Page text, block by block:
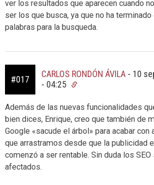
ver los resultados que aparecen cuando
ser los que busca, ya que no ha
palabras para la busqueda.
#017
CARLOS RONDÓN ÁVILA - 10
- 04:25
Además de las nuevas funcionalidades
bien dices, Enrique, creo que también de
Google «sacude el árbol» para acabar con
que arrastramos desde que la publicidad
comenzó a ser rentable. Sin duda los
afectados.